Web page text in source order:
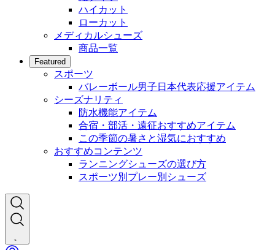
ハイカット
ローカット
メディカルシューズ
商品一覧
Featured
スポーツ
バレーボール男子日本代表応援アイテム
シーズナリティ
防水機能アイテム
合宿・部活・遠征おすすめアイテム
この季節の暑さと湿気におすすめ
おすすめコンテンツ
ランニングシューズの選び方
スポーツ別プレー別シューズ